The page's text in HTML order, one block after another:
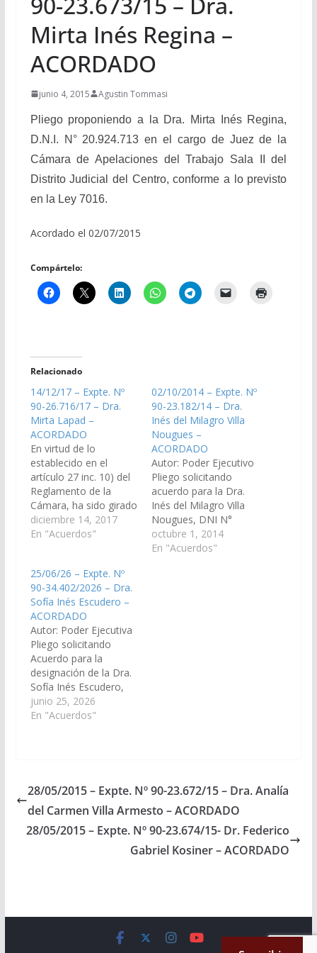
Mirta Inés Regina –
ACORDADO
junio 4, 2015 Agustin Tommasi
Pliego proponiendo a la Dra. Mirta Inés Regina,
D.N.I. N° 20.924.713 en el cargo de Juez de la
Cámara de Apelaciones del Trabajo Sala II del
Distrito Judicial del Centro, conforme a lo previsto
en la Ley 7016.
Acordado el 02/07/2015
Compártelo:
Relacionado
14/12/17 – Expte. Nº
90-26.716/17 – Dra.
Mirta Lapad –
ACORDADO
En virtud de lo
establecido en el
artículo 27 inc. 10) del
Reglamento de la
Cámara, ha sido girado
a la Comisión de
Justicia, Acuerdos y
acuerdo para la
designación de la Dra.
Mirta Lapad, D.N.I. N°
21.313.491, en el cargo
de Asesora General de
Incapaces.…
diciembre 14, 2017
En "Acuerdos"
02/10/2014 – Expte. Nº
90-23.182/14 – Dra.
Inés del Milagro Villa
Nougues –
ACORDADO
Autor: Poder Ejecutivo
Pliego solicitando
acuerdo para la Dra.
Inés del Milagro Villa
Nougues, DNI N°
23.240.751, en el cargo
de Juez de Primera
octubre 1, 2014
En "Acuerdos"
25/06/26 – Expte. Nº
90-34.402/2026 – Dra.
Sofía Inés Escudero –
ACORDADO
Autor: Poder Ejecutiva
Pliego solicitando
Acuerdo para la
designación de la Dra.
Sofía Inés Escudero,
DNI N° 26.898.607, en
el cargo de Jueza de
Centro. (Expte. Nº 90-
Comisión de Justicia,
Acuerdos y
junio 25, 2026
En "Acuerdos"
28/05/2015 – Expte. Nº 90-23.672/15 – Dra. Analía
del Carmen Villa Armesto – ACORDADO
28/05/2015 – Expte. Nº 90-23.674/15- Dr. Federico
Gabriel Kosiner – ACORDADO